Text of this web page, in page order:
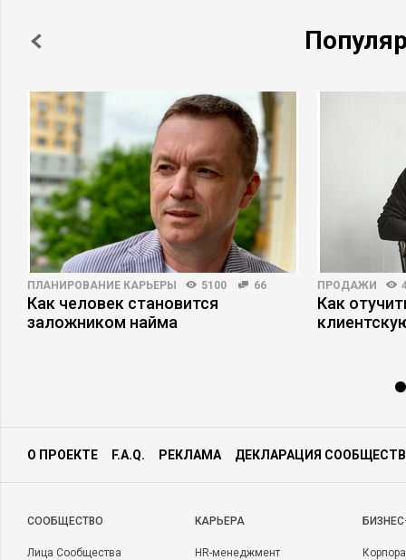
ПЛАНИРОВАНИЕ КАРЬЕРЫ 5100 66
Как человек становится
заложником найма
ПРОДАЖИ
Как
О ПРОЕКТЕ F.A.Q. РЕКЛАМА ДЕКЛАРАЦИЯ
CООБЩЕСТВО
Лица Сообщества
КАРЬЕРА
HR-менеджмент